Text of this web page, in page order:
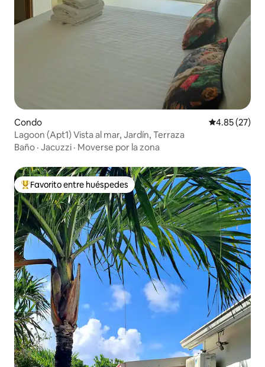
Condo Calificación
4.85 (27)
Lagoon (Apt1) Vista al mar, Jardín, Terraza
Baño · Jacuzzi · Moverse por la zona
Favorito entre huéspedes preferido
Favorito entre huéspedes